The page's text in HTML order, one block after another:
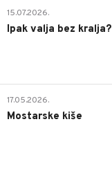
15.07.2026.
Ipak valja bez kralja?
17.05.2026.
Mostarske kiše